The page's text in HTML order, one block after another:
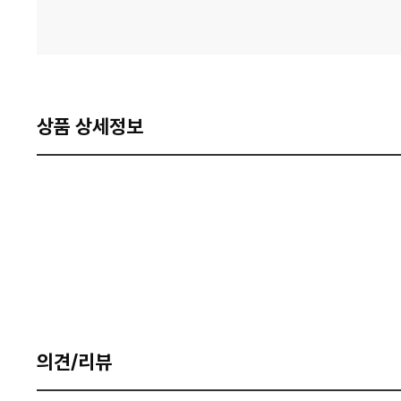
상품 상세정보
의견/리뷰